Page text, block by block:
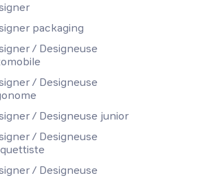
packaging
/ Designeuse
/ Designeuse
/ Designeuse junior
/ Designeuse
/ Designeuse